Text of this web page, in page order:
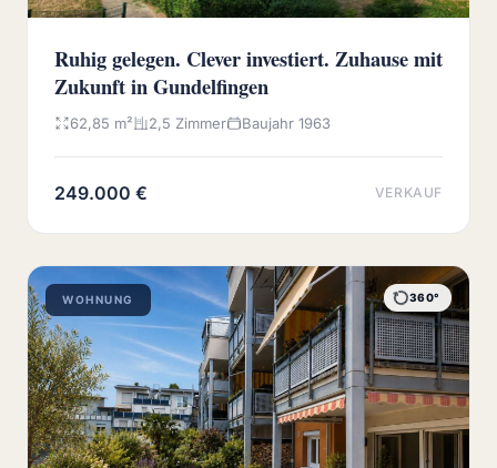
Ruhig gelegen. Clever investiert. Zuhause mit
Zukunft in Gundelfingen
62,85 m² 2,5 Zimmer Baujahr 1963
249.000 € VERKAUF
WOHNUNG 360°